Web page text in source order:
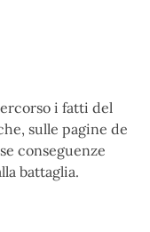
i fatti del
sulle pagine de
conseguenze
battaglia.